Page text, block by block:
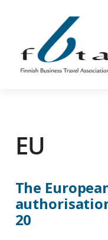
pääsisältöön
alatunnisteeseen
ry
FBTA
FBTA
on
palveluja
ostavien
ja
EU
The
20